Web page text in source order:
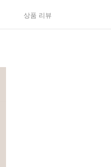
상품 리뷰